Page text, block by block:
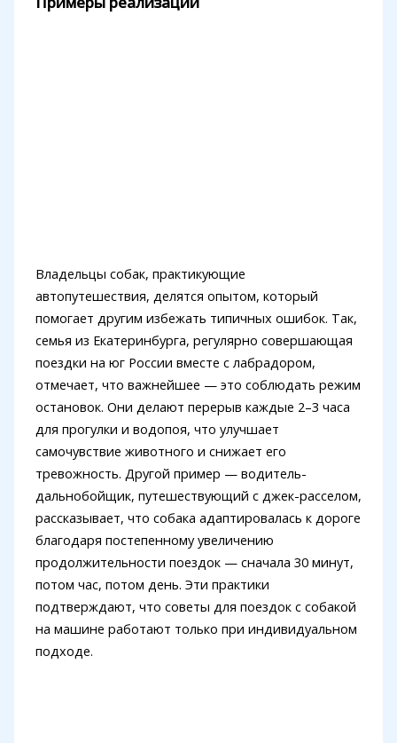
Владельцы собак, практикующие
автопутешествия, делятся опытом, который
помогает другим избежать типичных ошибок. Так,
семья из Екатеринбурга, регулярно совершающая
поездки на юг России вместе с лабрадором,
отмечает, что важнейшее — это соблюдать режим
остановок. Они делают перерыв каждые 2–3 часа
для прогулки и водопоя, что улучшает
самочувствие животного и снижает его
тревожность. Другой пример — водитель-
дальнобойщик, путешествующий с джек-расселом,
рассказывает, что собака адаптировалась к дороге
благодаря постепенному увеличению
продолжительности поездок — сначала 30 минут,
потом час, потом день. Эти практики
подтверждают, что советы для поездок с собакой
на машине работают только при индивидуальном
подходе.